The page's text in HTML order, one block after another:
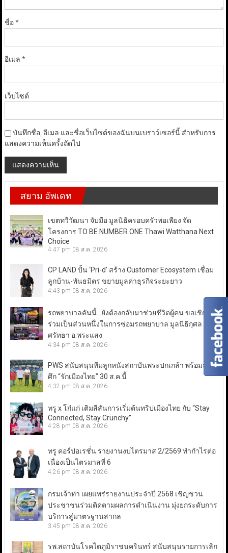
ชื่อ*
อีเมล *
เว็บไซต์
บันทึกชื่อ, อีเมล และชื่อเว็บไซต์ของฉันบนเบราว์เซอร์นี้ สำหรับการ
แสดงความเห็นครั้งถัดไป
สยาม อัพเดท
เขตทวีวัฒนา จับมือ มูลนิธิครอบครัวพอเพียง จัด
โครงการ TO BE NUMBER ONE Thawi Watthana Next
Choice
4:47 pm 08 ส.ค. 2026
CP LAND ปั้น ‘Pri-d’ สร้าง Customer Ecosystem เชื่อม
ลูกบ้าน-พันธมิตร ขยายมูลค่าธุรกิจระยะยาว
4:43 pm 08 ส.ค. 2026
รถพยาบาลคันนี้…ยังต้องกลับมาช่วยชีวิตผู้คน ขอเชิญ
ร่วมเป็นส่วนหนึ่งในการซ่อมรถพยาบาล มูลนิธิกุศล
ศรัทธา อ.พระแสง
4:34 pm 08 ส.ค. 2026
PWS สนับสนุนทีมลูกหนังสถาบันพระปกเกล้า พร้อมลุย
ศึก “รักเมืองไทย” 30 ส.ค.นี้
4:32 pm 08 ส.ค. 2026
ทรู x โก๋แก่ เติมสีสันการเริ่มต้นทริปเมืองไทย กับ “Stay
Connected, Stay Crunchy”
4:28 pm 08 ส.ค. 2026
ทรู คอร์ปอเรชั่น รายงานงบไตรมาส 2/2569 ทำกำไรต่อ
เนื่องเป็นไตรมาสที่ 6
4:26 pm 08 ส.ค. 2026
กรมเจ้าท่า เผยแพร่รายงานประจำปี 2568 เชิญชวน
ประชาชนร่วมติดตามผลการดำเนินงาน มุ่งยกระดับการ
บริการสู่มาตรฐานสากล
3:45 pm 08 ส.ค. 2026
รพ.สถาบันโรคไตภูมิราชนครินทร์ สนับสนุนรายการเลิก